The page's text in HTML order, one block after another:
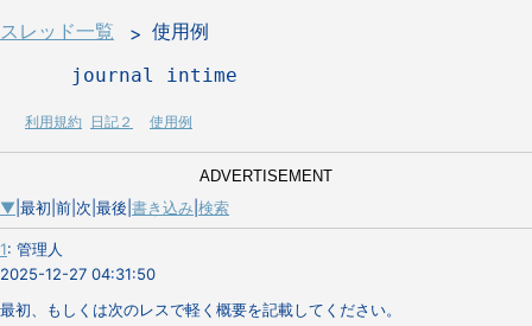
スレッド一覧 使用例
      journal intime
利用規約 日記２ 使用例
ADVERTISEMENT
▼ |最初|前|次|最後| 書き込み 検索
1: 管理人
2025-12-27 04:31:50
最初、もしくは次のレスで軽く概要を記載してください。